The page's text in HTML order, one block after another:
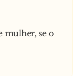
mulher, se o